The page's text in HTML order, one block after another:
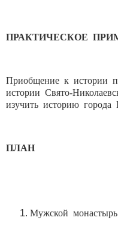
ПРАКТИЧЕСКОЕ
Приобщение к истории
истории Свято-
изучить историю города
ПЛАН
Мужской